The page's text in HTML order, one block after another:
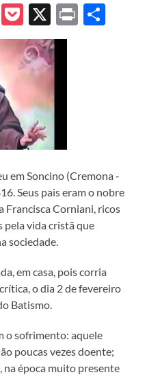
Reddit
Pocket
X Print
em Soncino (Cremona ‑
Seus pais eram o nobre
Francisca Corniani, ricos
pela vida cristã que
sociedade.
em casa, pois corria
o dia 2 de fevereiro
Batismo.
o sofrimento: aquele
poucas vezes doente;
na época muito presente